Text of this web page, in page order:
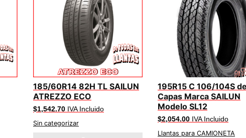
185/60R14 82H TL SAILUN
ATREZZO ECO
$1,542.70 IVA Incluido
Sin categorizar
195R15 C 106/104S
Capas Marca SAILUN
Modelo SL12
$2,054.00 IVA Incluido
Llantas para CAMIONETA